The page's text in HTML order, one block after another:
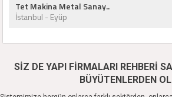
Tet Makina Metal Sanay..
İstanbul - Eyüp
SİZ DE YAPI FİRMALARI REHBERİ
BÜYÜTENLERDEN